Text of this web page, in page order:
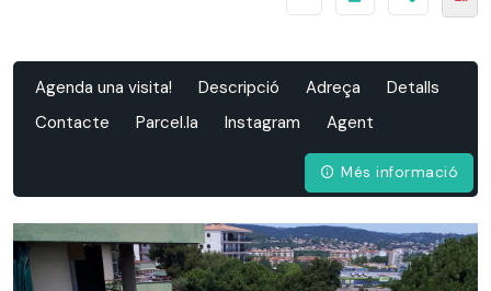
Agenda una visita! Descripció Adreça
Detalls
Contacte
Parcel.la Instagram Agent
Més informació